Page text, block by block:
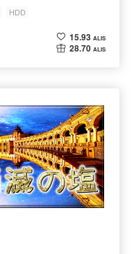
HDD
15.93 ALIS
28.70 ALIS